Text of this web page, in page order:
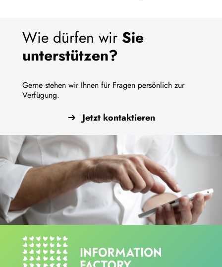
Wie dürfen wirSie
unterstützen?
Gerne stehen wir Ihnen für Fragen persönlich zur
Verfügung.
Jetzt kontaktieren